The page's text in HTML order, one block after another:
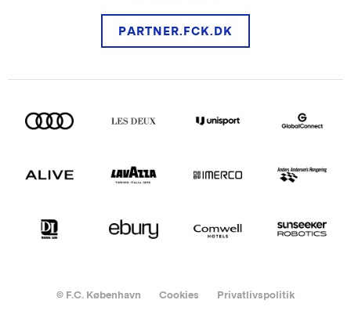
PARTNER.FCK.DK
© F.C. København Cookies Privatlivspolitik